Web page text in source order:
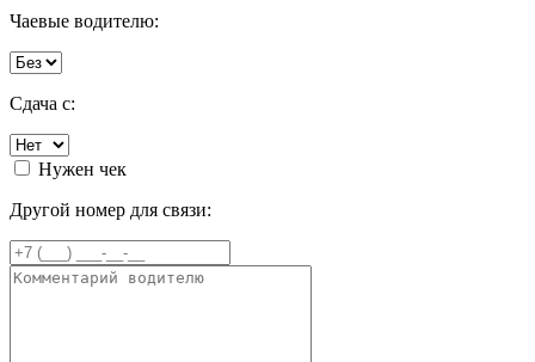
Чаевые водителю:
Сдача с:
Нужен чек
Другой номер для связи: